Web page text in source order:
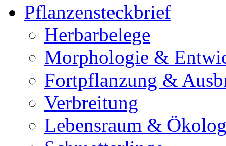
Pflanzensteckbrief
Herbarbelege
Morphologie &
Fortpflanzung &
Verbreitung
Lebensraum &